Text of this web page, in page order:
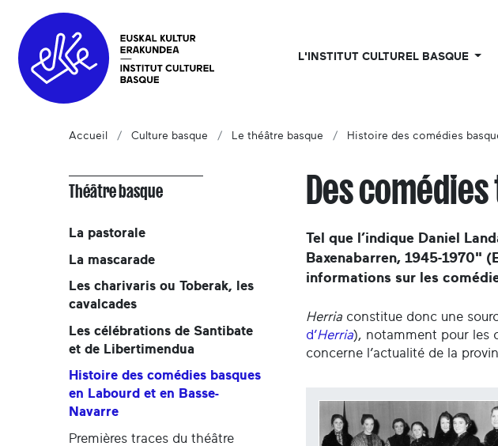
L'INSTITUT CULTUREL BASQUE
Accueil Culture basque Le théâtre basque Histoire des comédies
Des
Tel que l’indique Daniel
Baxenabarren, 1945-1970"
informations sur les
Herria constitue donc une
d’Herria), notamment pour les
concerne l’actualité de la
Théâtre basque
La pastorale
La mascarade
Les charivaris ou Toberak, les
cavalcades
Les célébrations de Santibate
et de Libertimendua
Histoire des comédies basques
en Labourd et en Basse-
Navarre
Premières traces du théâtre